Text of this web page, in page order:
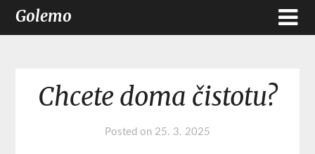
Golemo
Chcete doma čistotu?
Posted on 25. 3. 2025